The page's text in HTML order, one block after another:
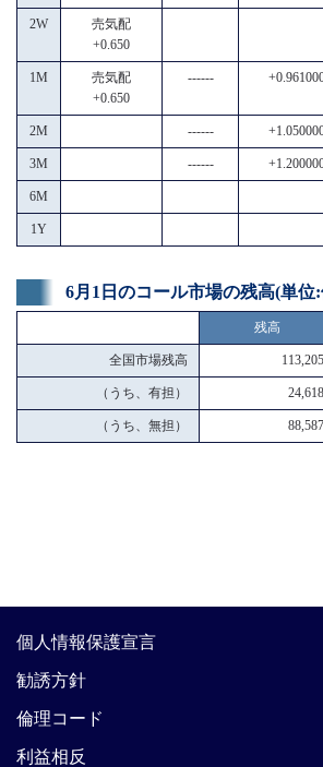
2W
売気配
+0.650
1M
売気配
+0.650
------
2M ------
3M ------
6M
1Y
6月1日のコール市場の残高(単位
残高
全国市場残高 113,205
（うち、有担） 24,618
（うち、無担） 88,587
個人情報保護宣言
勧誘方針
倫理コード
利益相反